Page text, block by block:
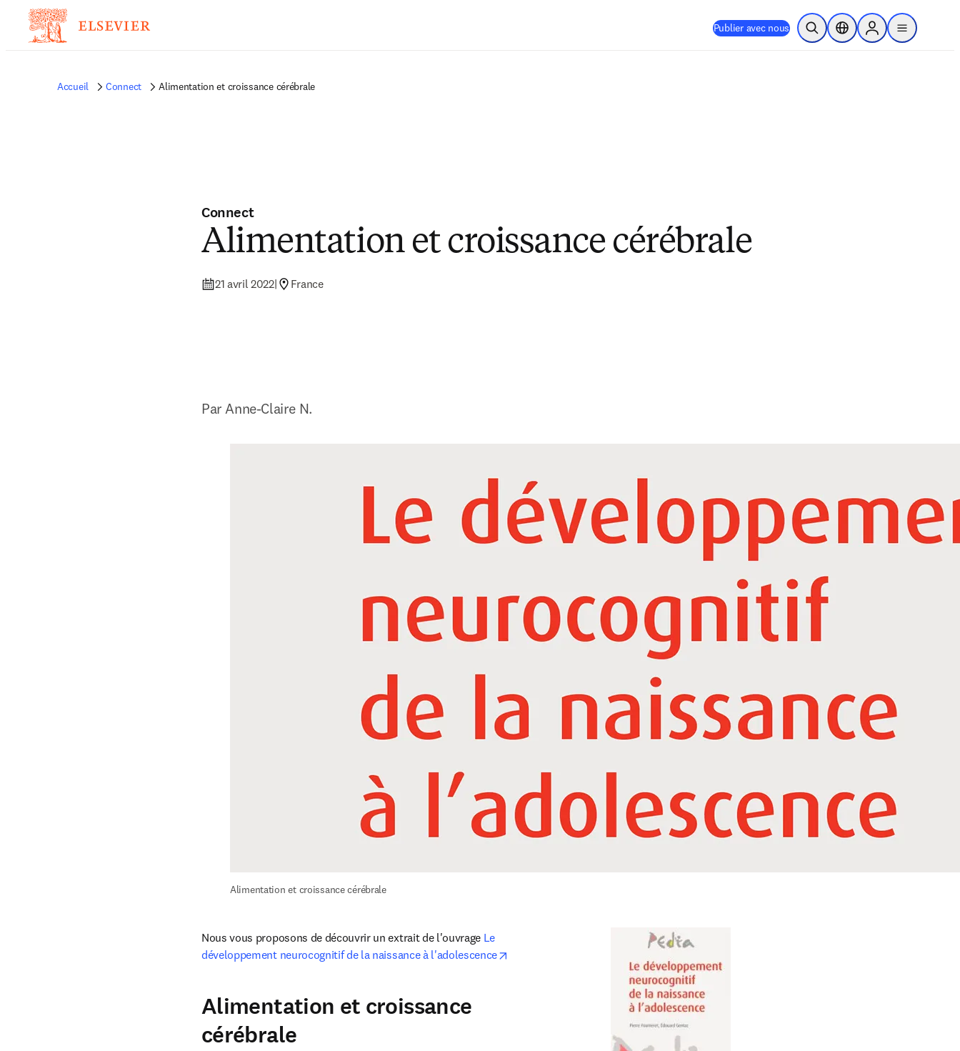
Publier avec nous Ouvrir la recherche
Sélecteur de localisation
Sign in to products
menu
Accueil Connect Alimentation et croissance cérébrale
Connect
Alimentation et croissance cérébrale
21 avril 2022| France
Par Anne-Claire N.
Alimentation et croissance cérébrale
Nous vous proposons de découvrir un extrait de l'ouvrage Le
développement neurocognitif de la naissance à l'adolescence
Alimentation et croissance
cérébrale